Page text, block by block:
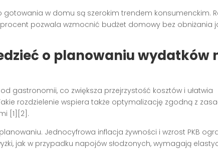
w domu są szerokim trendem konsumenckim.
pozwala wzmocnić budżet domowy bez obniżania
o planowaniu wydatków
gastronomii, co zwiększa przejrzystość kosztów i ułatwia
rozdzielenie wspiera także optymalizację zgodną z
[1][2].
Jednocyfrowa inflacja żywności i wzrost PKB
jak w przypadku napojów słodzonych, wymagają